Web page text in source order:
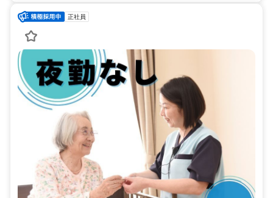
正社員